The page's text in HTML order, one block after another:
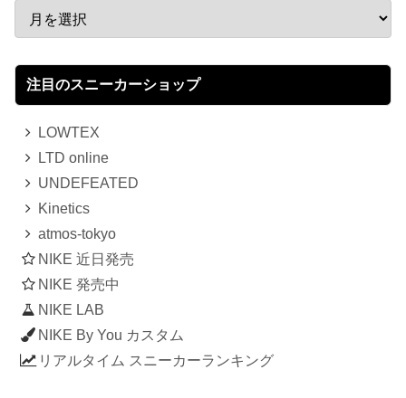
注目のスニーカーショップ
LOWTEX
LTD online
UNDEFEATED
Kinetics
atmos-tokyo
NIKE 近日発売
NIKE 発売中
NIKE LAB
NIKE By You カスタム
リアルタイム スニーカーランキング